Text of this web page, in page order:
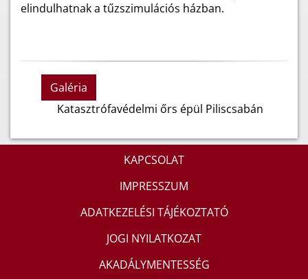
elindulhatnak a tűzszimulációs házban.
Galéria
Katasztrófavédelmi őrs épül Piliscsabán
KAPCSOLAT
IMPRESSZUM
ADATKEZELÉSI TÁJÉKOZTATÓ
JOGI NYILATKOZAT
AKADÁLYMENTESSÉG